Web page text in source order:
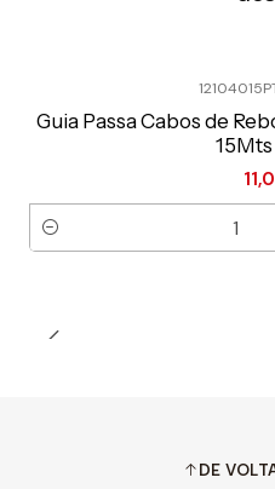
Guia Passa Cabos de
Quantidade
DE